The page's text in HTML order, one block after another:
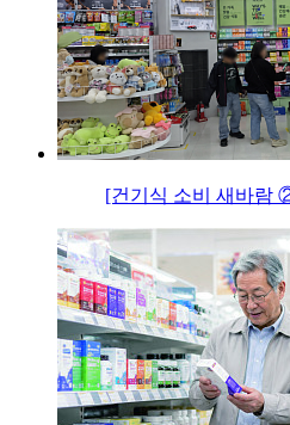
[건기식 소비 새바람